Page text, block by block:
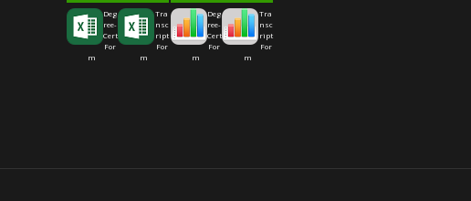
Deg
ree-
Cert
For
m
Tra
nsc
ript
For
m
Deg
ree-
Cert
For
m
Tra
nsc
ript
For
m